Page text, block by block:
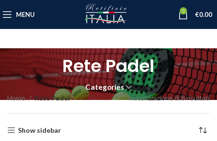
MENU 0 €0.00
Rete Padel
Categories
Home Rete Padel Visualizzazione di 8 risultati
Show sidebar